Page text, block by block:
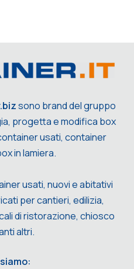
sono brand del gruppo
progetta e modifica box
usati, container
in lamiera.
usati, nuovi e abitativi
per cantieri, edilizia,
di ristorazione, chiosco
altri.